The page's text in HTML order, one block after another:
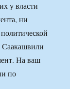
у власти
ни
Саакашвили
На ваш
по